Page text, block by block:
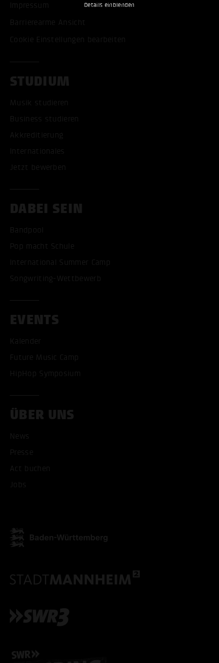
Details einblenden
Impressum
Barrierearme Ansicht
Cookie Einstellungen bearbeiten
STUDIUM
Musik studieren
Business studieren
Akkreditierung
Internationales
Jetzt bewerben
DABEI SEIN
Bandpool
Pop macht Schule
International Summer Camp
Songwriting-Wettbewerb
EVENTS
Kalender
Future Music Camp
HipHop Symposium
ÜBER UNS
News
Presse
Act buchen
Jobs